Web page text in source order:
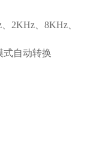
2KHz、8KHz、
式自动转换